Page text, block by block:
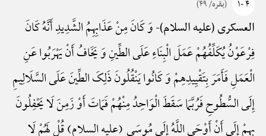
۴ -۱ (بقره/ ۴۹)
العسکری (علیه السلام)-وَ کَانَ مِنْ عَذَابِهِمُ الشَّدِیدِ أَنَّهُ کَانَ
فِرْعَوْنُ یُکَلِّفُهُمْ عَمَلَ الْبِنَاءِ عَلَی الطِّینِ وَ یَخَافُ أَنْ یَهْرَبُوا عَنِ
الْعَمَلِ فَأَمَرَ بِتَقْیِیدِهِمْ وَ کَانُوا یَنْقُلُونَ ذَلِکَ الطِّینَ عَلَی السَّلَالِیمِ
إِلَی السُّطُوحِ فَرُبَّمَا سَقَطَ الْوَاحِدُ مِنْهُمْ فَمَاتَ أَوْ زَمِنَ لَا یَحْفِلُونَ
بِهِمْ إِلَی أَنْ أَوْحَی اللَّهُ إِلَی مُوسَی (علیه السلام) قُلْ لَهُمْ لَا